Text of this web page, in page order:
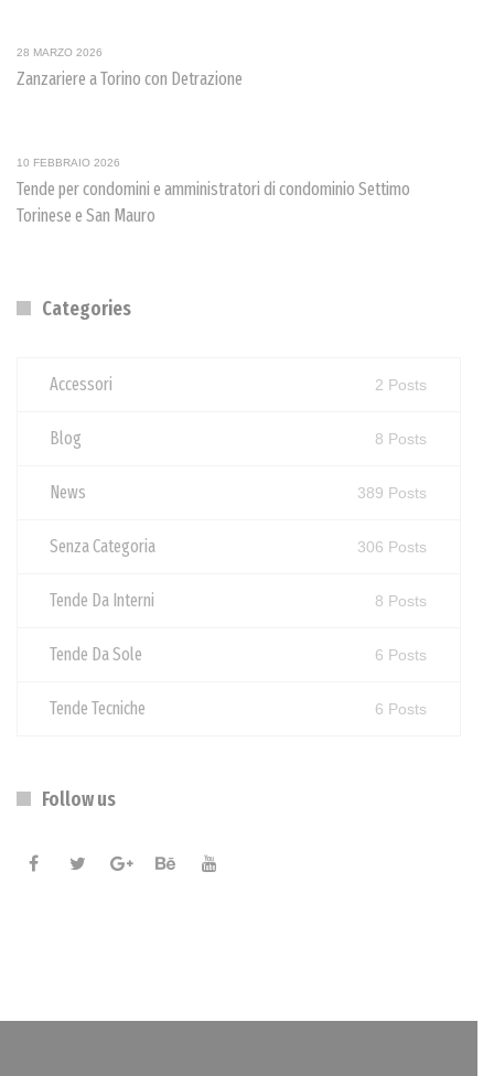
28 MARZO 2026
Zanzariere a Torino con Detrazione
10 FEBBRAIO 2026
Tende per condomini e amministratori di condominio Settimo
Torinese e San Mauro
Categories
Accessori 2 Posts
Blog 8 Posts
News 389 Posts
Senza Categoria 306 Posts
Tende Da Interni 8 Posts
Tende Da Sole 6 Posts
Tende Tecniche 6 Posts
Follow us